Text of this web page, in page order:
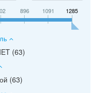
896 1091 1285
(63)
(63)